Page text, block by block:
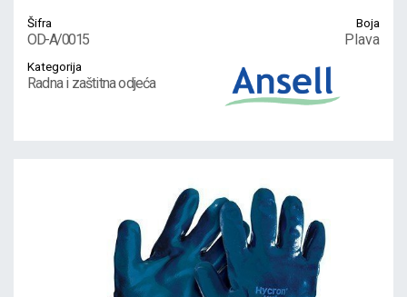
Šifra
OD-А/0015
Boja
Plava
Kategorija
Radna i zaštitna odjeća